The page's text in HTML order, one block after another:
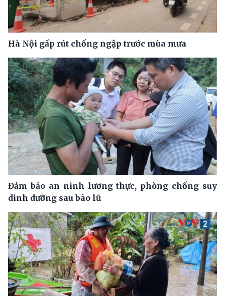
Hà Nội gấp rút chống ngập trước mùa mưa
Đảm bảo an ninh lương thực, phòng chống suy
dinh dưỡng sau bão lũ